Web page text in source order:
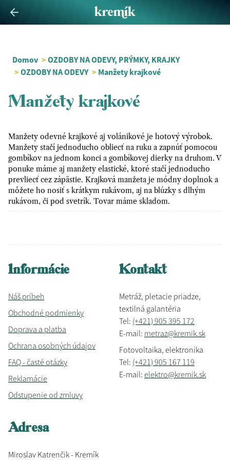
Domov > OZDOBY NA ODEVY, PRÝMKY, KRAJKY
> OZDOBY NA ODEVY > Manžety krajkové
Manžety krajkové
Manžety odevné krajkové aj volánikové je hotový výrobok.
Manžety stačí jednoducho obliecť na ruku a zapnúť pomocou
gombíkov na jednom konci a gombíkovej dierky na druhom. V
ponuke máme aj manžety elastické, ktoré stačí jednoducho
prevliecť cez zápästie. Krajková manžeta je módny doplnok a
môžete ho nosiť s krátkym rukávom, aj na blúzky s dlhým
rukávom, či pod svetrík. Tovar máme skladom.
Informácie
Náš príbeh
Obchodné podmienky
Doprava a platba
Ochrana osobných údajov
FAQ - časté otázky
Reklamácie
Odstupenie od zmluvy
Kontakt
Metráž, pletacie priadze,
textilná galantéria
Tel: (+421) 905 395 172
E-mail: metraz@kremik.sk
Fotovoltaika, elektronika
Tel: (+421) 905 167 119
E-mail: elektro@kremik.sk
Adresa
Miroslav Katrenčik - Kremík